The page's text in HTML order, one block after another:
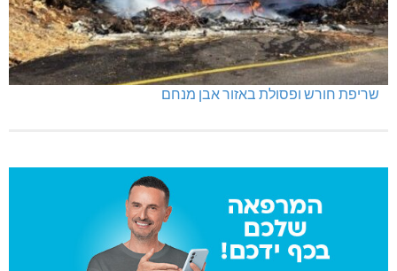
שריפת חורש ופסולת באזור אבן מנחם